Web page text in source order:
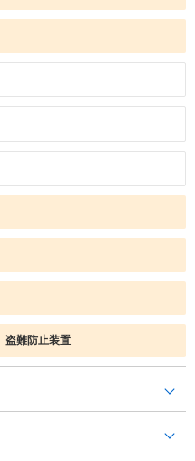
盗難防止装置